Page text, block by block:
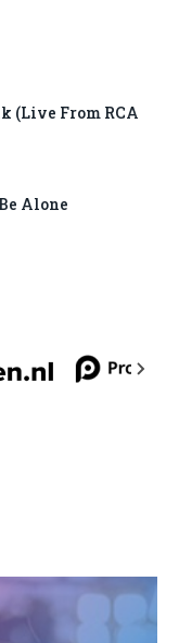
(Live From RCA
Alone